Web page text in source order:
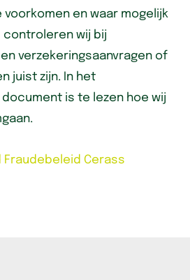
voorkomen en waar mogelijk
controleren wij bij
verzekeringsaanvragen of
juist zijn. In het
is te lezen hoe wij
Fraudebeleid Cerass